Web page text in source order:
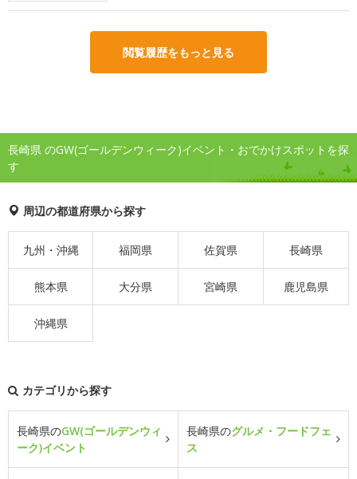
閲覧履歴をもっと見る
長崎県 のGW(ゴールデンウィーク)イベント・おでかけスポットを探
す
周辺の都道府県から探す
九州・沖縄 福岡県 佐賀県 長崎県
熊本県 大分県 宮崎県 鹿児島県
沖縄県
カテゴリから探す
長崎県のGW(ゴールデンウィ
ーク)イベント
長崎県のグルメ・フードフェ
ス